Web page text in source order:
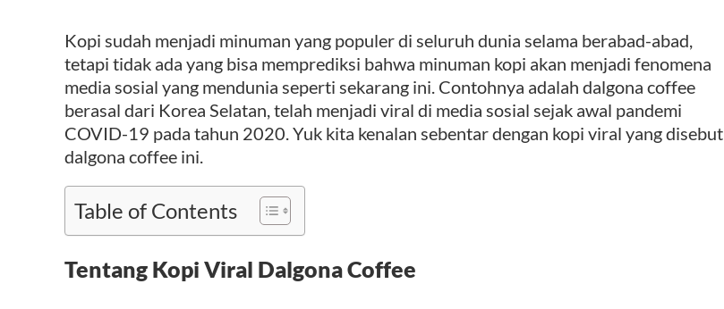
Kopi sudah menjadi minuman yang populer di seluruh dunia selama berabad-abad,
tetapi tidak ada yang bisa memprediksi bahwa minuman kopi akan menjadi fenomena
media sosial yang mendunia seperti sekarang ini. Contohnya adalah dalgona coffee
berasal dari Korea Selatan, telah menjadi viral di media sosial sejak awal pandemi
COVID-19 pada tahun 2020. Yuk kita kenalan sebentar dengan kopi viral yang disebut
dalgona coffee ini.
Table of Contents
Tentang Kopi Viral Dalgona Coffee